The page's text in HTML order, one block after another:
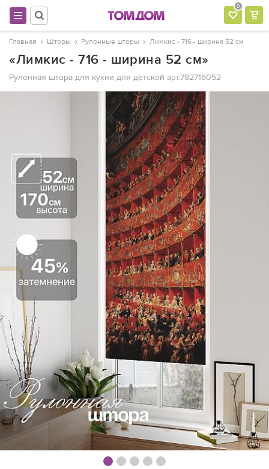
0
Главная Шторы Рулонные шторы Лимкис - 716 - ширина 52 см
«Лимкис - 716 - ширина 52 см»
Рулонная штора для кухни для детской арт.782716052